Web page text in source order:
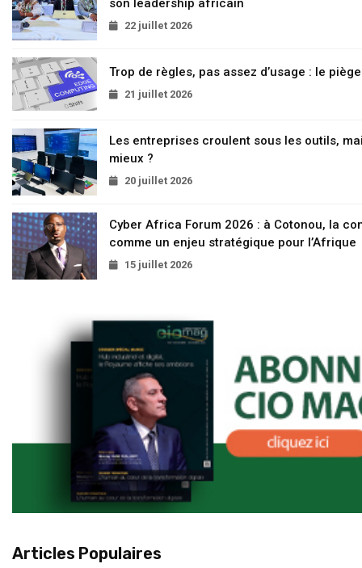
son leadership africain
22 juillet 2026
Trop de règles, pas assez d’usage : le
21 juillet 2026
Les entreprises croulent sous les outils,
mieux ?
20 juillet 2026
Cyber Africa Forum 2026 : à Cotonou, la
comme un enjeu stratégique pour l’Afrique
15 juillet 2026
Articles Populaires